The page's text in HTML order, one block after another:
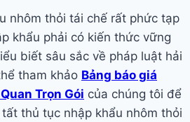
nhôm thỏi tái chế rất phức tạp
khẩu phải có kiến thức vững
biết sâu sắc về pháp luật hải
tham khảo Bảng báo giá
Trọn Gói của chúng tôi để
thủ tục nhập khẩu nhôm thỏi